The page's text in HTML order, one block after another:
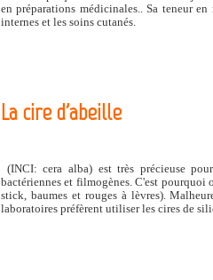
en préparations médicinales.. Sa teneur
internes et les soins cutanés.
La cire d'abeille
(INCI: cera alba) est très précieuse
bactériennes et filmogènes. C'est pourquoi
stick, baumes et rouges à lèvres).
laboratoires préfèrent utiliser les cires de